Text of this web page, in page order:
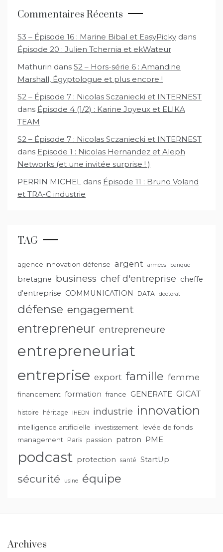
Commentaires Récents
S3 – Épisode 16 : Marine Bibal et EasyPicky dans
Épisode 20 : Julien Tchernia et ekWateur
Mathurin dans S2 – Hors-série 6 : Amandine
Marshall, Égyptologue et plus encore !
S2 – Épisode 7 : Nicolas Sczaniecki et INTERNEST
dans Épisode 4 (1/2) : Karine Joyeux et ELIKA
TEAM
S2 – Épisode 7 : Nicolas Sczaniecki et INTERNEST
dans Episode 1 : Nicolas Hernandez et Aleph
Networks (et une invitée surprise ! )
PERRIN MICHEL dans Épisode 11 : Bruno Voland
et TRA-C industrie
TAG
agence innovation défense argent armées banque
bretagne business chef d'entreprise cheffe
d'entreprise COMMUNICATION DATA doctorat
défense engagement
entrepreneur entrepreneure
entrepreneuriat
entreprise export famille femme
financement formation france GENERATE GICAT
histoire héritage IHEDN industrie innovation
intelligence artificielle investissement
levée de fonds
management
Paris passion patron PME
podcast protection santé StartUp
sécurité usine équipe
Archives